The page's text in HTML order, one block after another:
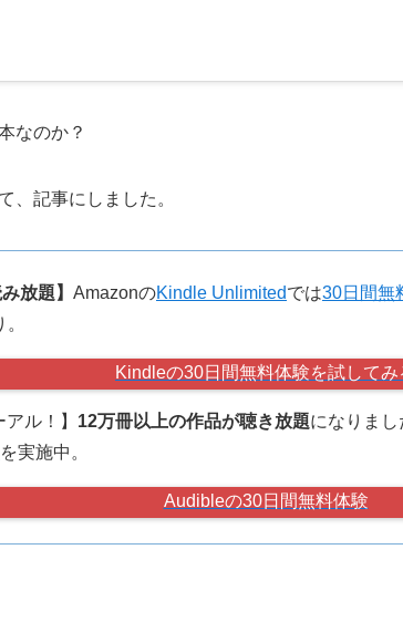
なのか？
、記事にしました。
放題】 AmazonのKindle Unlimitedでは30日間無
Kindleの30日間無料体験を試してみ
ル！】 12万冊以上の作品が聴き放題になりまし
を実施中。
Audibleの30日間無料体験